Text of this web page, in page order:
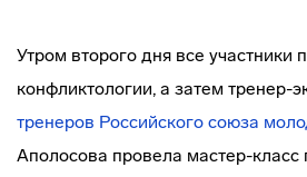
Утром второго дня все участники
конфликтологии, а затем тренер-
тренеров Российского союза
Аполосова провела мастер-класс